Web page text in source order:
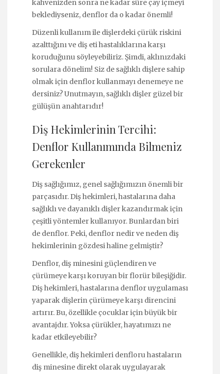
kahvenizden sonra ne kadar süre çay içmeyi
beklediyseniz, denflor da o kadar önemli!
Düzenli kullanım ile dişlerdeki çürük riskini
azalttığını ve diş eti hastalıklarına karşı
koruduğunu söyleyebiliriz. Şimdi, aklınızdaki
sorulara dönelim! Siz de sağlıklı dişlere sahip
olmak için denflor kullanmayı denemeye ne
dersiniz? Unutmayın, sağlıklı dişler güzel bir
gülüşün anahtarıdır!
Diş Hekimlerinin Tercihi:
Denflor Kullanımında Bilmeniz
Gerekenler
Diş sağlığımız, genel sağlığımızın önemli bir
parçasıdır. Diş hekimleri, hastalarına daha
sağlıklı ve dayanıklı dişler kazandırmak için
çeşitli yöntemler kullanıyor. Bunlardan biri
de denflor. Peki, denflor nedir ve neden diş
hekimlerinin gözdesi haline gelmiştir?
Denflor, diş minesini güçlendiren ve
çürümeye karşı koruyan bir florür bileşiğidir.
Diş hekimleri, hastalarına denflor uygulaması
yaparak dişlerin çürümeye karşı direncini
artırır. Bu, özellikle çocuklar için büyük bir
avantajdır. Yoksa çürükler, hayatımızı ne
kadar etkileyebilir?
Genellikle, diş hekimleri denfloru hastaların
diş minesine direkt olarak uygulayarak